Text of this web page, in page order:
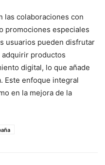
las colaboraciones con
promociones especiales
usuarios pueden disfrutar
adquirir productos
digital, lo que añade
Este enfoque integral
en la mejora de la